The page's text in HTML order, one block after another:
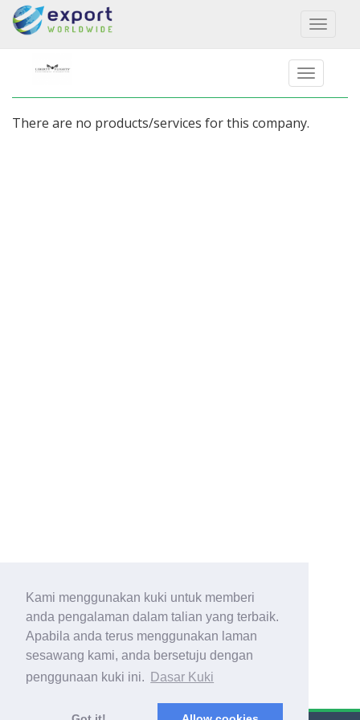
Kami menggunakan kuki untuk memberi
anda pengalaman dalam talian yang terbaik.
Apabila anda terus menggunakan laman
sesawang kami, anda bersetuju dengan
penggunaan kuki ini.
Dasar Kuki
Toggle
There are no products/services for this company.